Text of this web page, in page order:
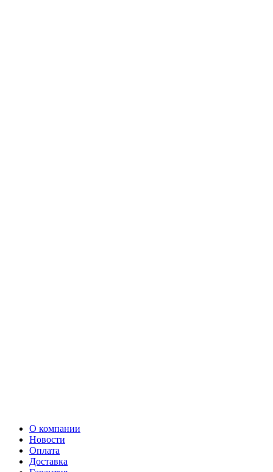
О компании
Новости
Оплата
Доставка